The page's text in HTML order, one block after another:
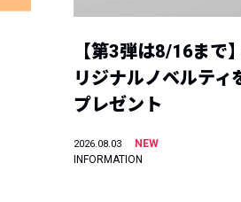
【第3弾は8/16まで
リジナルノベルティ
プレゼント
2026.08.03
NEW
INFORMATION